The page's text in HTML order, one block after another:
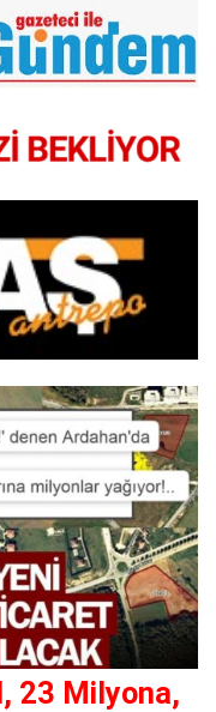
23 Milyona,